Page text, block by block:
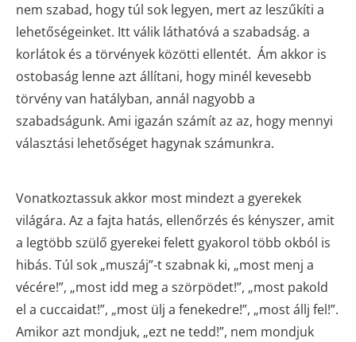
nem szabad, hogy túl sok legyen, mert az leszűkíti a
lehetőségeinket. Itt válik láthatóvá a szabadság. a
korlátok és a törvények közötti ellentét. Ám akkor is
ostobaság lenne azt állítani, hogy minél kevesebb
törvény van hatályban, annál nagyobb a
szabadságunk. Ami igazán számít az az, hogy mennyi
választási lehetőséget hagynak számunkra.
Vonatkoztassuk akkor most mindezt a gyerekek
világára. Az a fajta hatás, ellenőrzés és kényszer, amit
a legtöbb szülő gyerekei felett gyakorol több okból is
hibás. Túl sok „muszáj”-t szabnak ki, „most menj a
vécére!”, „most idd meg a szörpödet!”, „most pakold
el a cuccaidat!”, „most ülj a fenekedre!”, „most állj fel!”.
Amikor azt mondjuk, „ezt ne tedd!”, nem mondjuk